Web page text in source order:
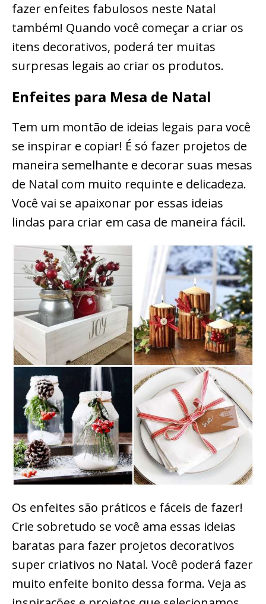
fazer enfeites fabulosos neste Natal
também! Quando você começar a criar os
itens decorativos, poderá ter muitas
surpresas legais ao criar os produtos.
Enfeites para Mesa de Natal
Tem um montão de ideias legais para você
se inspirar e copiar! É só fazer projetos de
maneira semelhante e decorar suas mesas
de Natal com muito requinte e delicadeza.
Você vai se apaixonar por essas ideias
lindas para criar em casa de maneira fácil.
Os enfeites são práticos e fáceis de fazer!
Crie sobretudo se você ama essas ideias
baratas para fazer projetos decorativos
super criativos no Natal. Você poderá fazer
muito enfeite bonito dessa forma. Veja as